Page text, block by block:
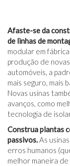
Afaste-se da
de linhas de
modular em
produção de
automóveis, a
mais seguro, mais
Novas usinas
avanços, como
tecnologia de
Construa plantas
passivos.As
erros humanos
melhor maneira